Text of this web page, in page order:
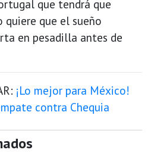
que tendrá que
que el sueño
en pesadilla antes de
¡Lo mejor para México!
contra Chequia